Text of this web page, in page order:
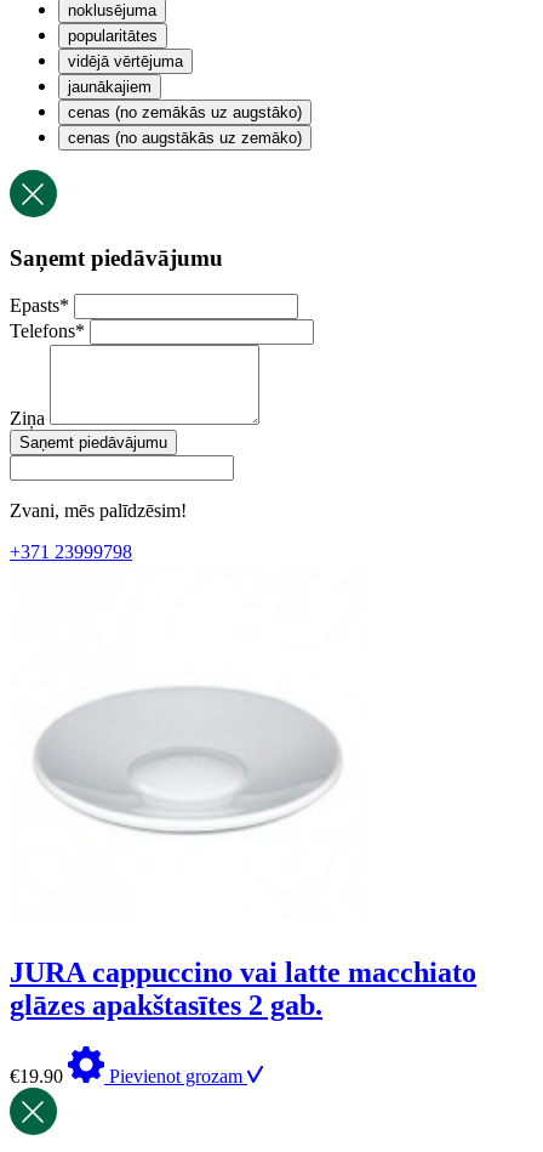
noklusējuma
popularitātes
vidējā vērtējuma
jaunākajiem
cenas (no zemākās uz augstāko)
cenas (no augstākās uz zemāko)
Saņemt piedāvājumu
Epasts*
Telefons*
Ziņa
Saņemt piedāvājumu
Zvani, mēs palīdzēsim!
+371 23999798
JURA cappuccino vai latte macchiato
glāzes apakštasītes 2 gab.
€19.90 Pievienot grozam